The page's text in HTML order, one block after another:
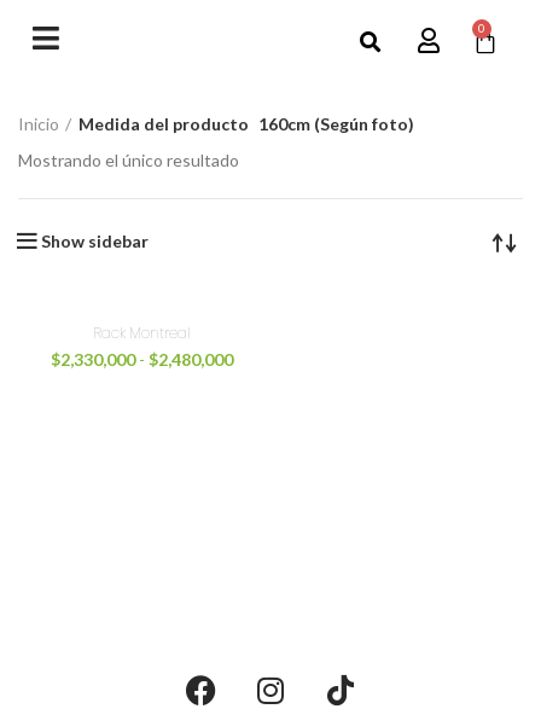
0
Inicio Medida del producto 160cm (Según foto)
Mostrando el único resultado
Show sidebar
Rack Montreal
$2,330,000 - $2,480,000